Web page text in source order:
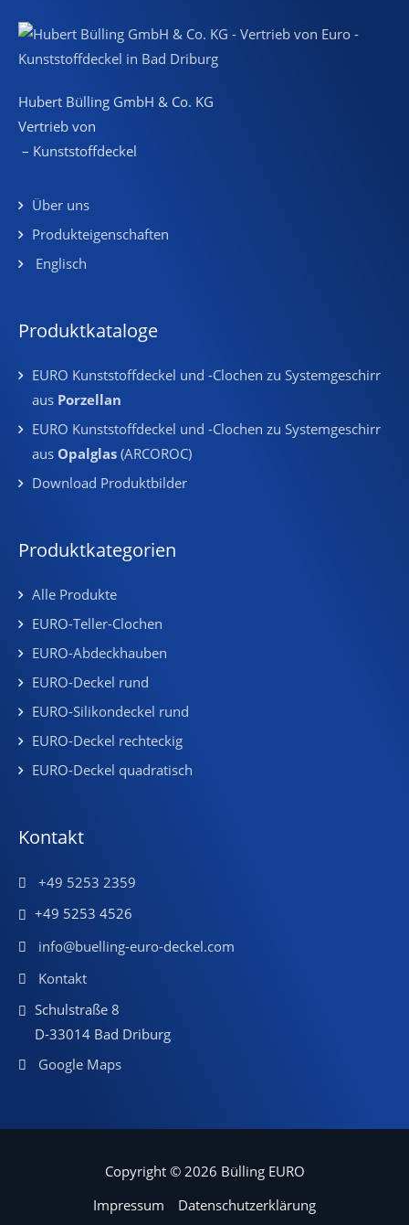
Hubert Bülling GmbH & Co. KG
Vertrieb von
– Kunststoffdeckel
Über uns
Produkteigenschaften
Englisch
Produktkataloge
EURO Kunststoffdeckel und -Clochen zu Systemgeschirr
aus Porzellan
EURO Kunststoffdeckel und -Clochen zu Systemgeschirr
aus Opalglas (ARCOROC)
Download Produktbilder
Produktkategorien
Alle Produkte
EURO-Teller-Clochen
EURO-Abdeckhauben
EURO-Deckel rund
EURO-Silikondeckel rund
EURO-Deckel rechteckig
EURO-Deckel quadratisch
Kontakt
+49 5253 2359
+49 5253 4526
info@buelling-euro-deckel.com
Kontakt
Schulstraße 8
D-33014 Bad Driburg
Google Maps
Copyright © 2026 Bülling EURO
Impressum
Datenschutzerklärung